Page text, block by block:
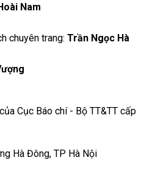
Nam
chuyên trang: Trần Ngọc Hà
Cục Báo chí - Bộ TT&TT cấp
Hà Đông, TP Hà Nội